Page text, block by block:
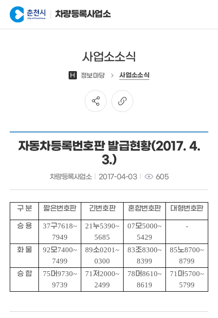
차량등록사업소
사업소소식
H 정보마당 사업소소식
자동차등록번호판 발급현황(2017. 4.
3.)
차량등록사업소 2017-04-03 605
구 분 짧은번호판 긴번호판 혼합번호판 대형번호판
승 용 37구7618~
7949
21누5390~
5685
07모5000~
5429
-
화 물 92모7400~
7499
89소0201~
0300
83조8300~
8399
85노8700~
8799
승 합 75머9730~
9739
71 저2000~
2499
78머8610~
8619
71 마5700~
5799